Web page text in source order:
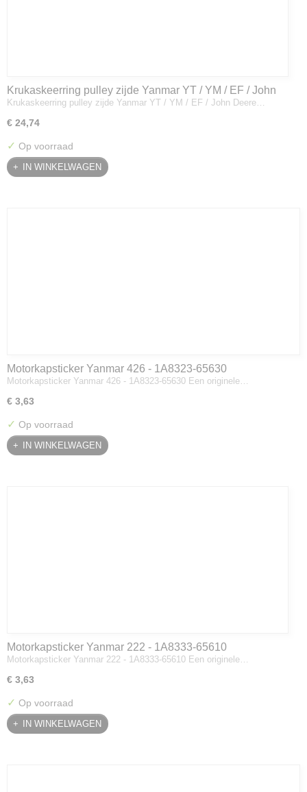
Krukaskeerring pulley zijde Yanmar YT / YM / EF / John
Deere - 119934-01800
Krukaskeerring pulley zijde Yanmar YT / YM / EF / John Deere…
€ 24,74
✓ Op voorraad
IN WINKELWAGEN
Motorkapsticker Yanmar 426 - 1A8323-65630
Motorkapsticker Yanmar 426 - 1A8323-65630 Een originele…
€ 3,63
✓ Op voorraad
IN WINKELWAGEN
Motorkapsticker Yanmar 222 - 1A8333-65610
Motorkapsticker Yanmar 222 - 1A8333-65610 Een originele…
€ 3,63
✓ Op voorraad
IN WINKELWAGEN